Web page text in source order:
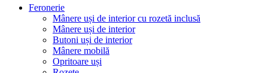
Feronerie
Mânere uși de interior cu rozetă inclusă
Mânere uși de interior
Butoni uși de interior
Mânere mobilă
Opritoare uși